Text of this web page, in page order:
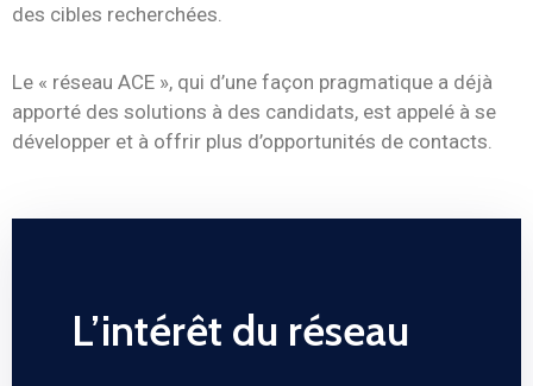
des cibles recherchées.
Le « réseau ACE », qui d’une façon pragmatique a déjà
apporté des solutions à des candidats, est appelé à se
développer et à offrir plus d’opportunités de contacts.
L’intérêt du réseau